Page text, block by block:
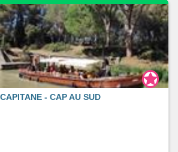
- CAP AU SUD